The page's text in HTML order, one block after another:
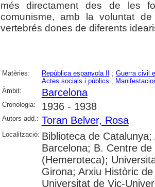
més directament des de les
comunisme, amb la voluntat
vertebrés dones de diferents
Matèries: República espanyola II ; Guerra civil
Actes socials i públics ;
Àmbit:
Barcelona
Cronologia: 1936 - 1938
Autors add.: Toran Belver, Rosa
Localització: Biblioteca de
Barcelona; B. Centre
(Hemeroteca);
Girona; Arxiu Històric
Universitat de Vic-